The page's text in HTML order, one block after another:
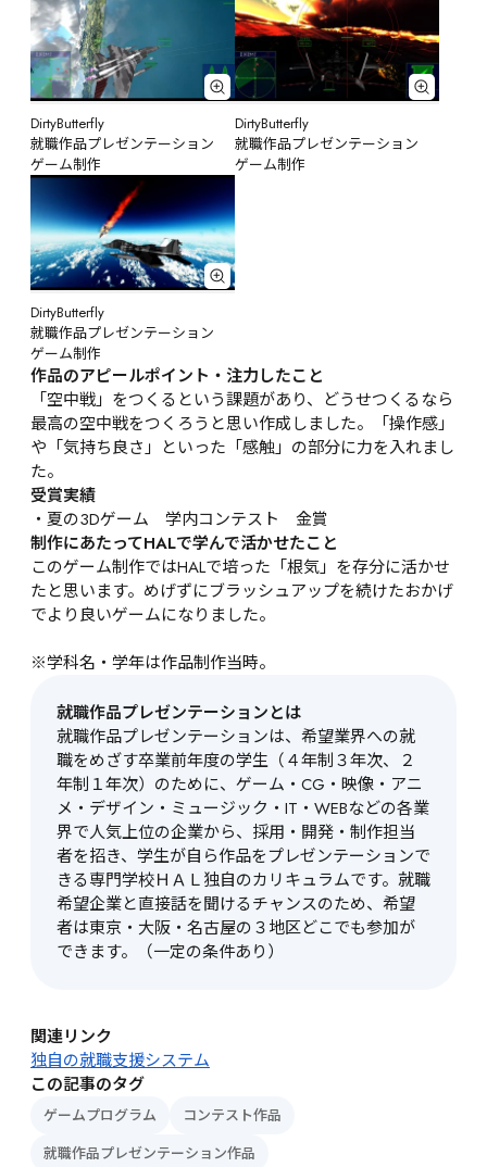
DirtyButterfly
就職作品プレゼンテーション
ゲーム制作
DirtyButterfly
就職作品プレゼンテーション
ゲーム制作
DirtyButterfly
就職作品プレゼンテーション
ゲーム制作
作品のアピールポイント・注力したこと
「空中戦」をつくるという課題があり、どうせつくるなら
最高の空中戦をつくろうと思い作成しました。「操作感」
や「気持ち良さ」といった「感触」の部分に力を入れまし
た。
受賞実績
・夏の3Dゲーム　学内コンテスト　金賞
制作にあたってHALで学んで活かせたこと
このゲーム制作ではHALで培った「根気」を存分に活かせ
たと思います。めげずにブラッシュアップを続けたおかげ
でより良いゲームになりました。
※学科名・学年は作品制作当時。
就職作品プレゼンテーションとは
就職作品プレゼンテーションは、希望業界への就
職をめざす卒業前年度の学生（４年制３年次、２
年制１年次）のために、ゲーム・CG・映像・アニ
メ・デザイン・ミュージック・IT・WEBなどの各業
界で人気上位の企業から、採用・開発・制作担当
者を招き、学生が自ら作品をプレゼンテーションで
きる専門学校ＨＡＬ独自のカリキュラムです。就職
希望企業と直接話を聞けるチャンスのため、希望
者は東京・大阪・名古屋の３地区どこでも参加が
できます。（一定の条件あり）
関連リンク
独自の就職支援システム
この記事のタグ
ゲームプログラム
コンテスト作品
就職作品プレゼンテーション作品